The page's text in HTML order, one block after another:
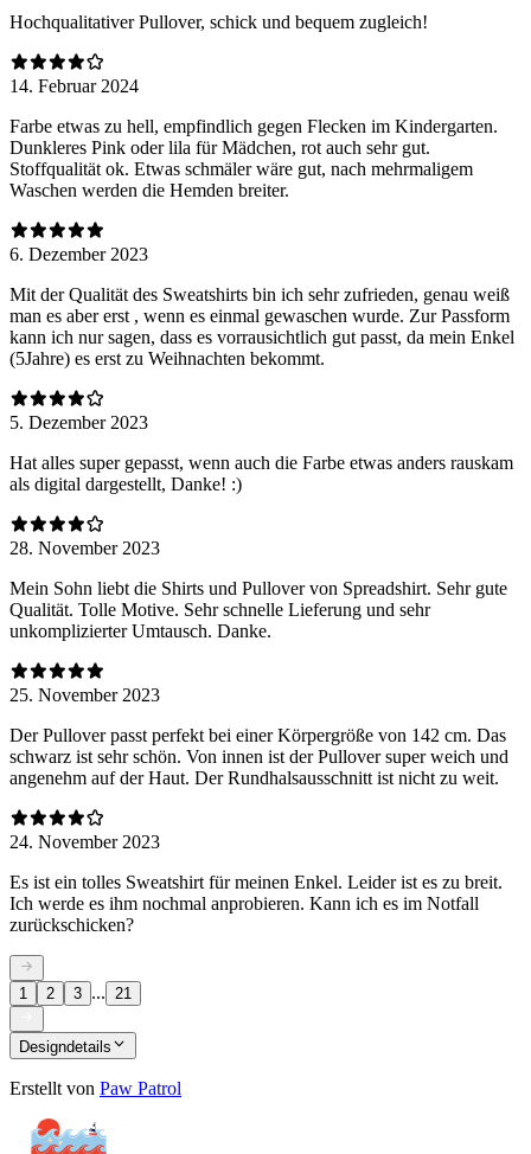
Hochqualitativer Pullover, schick und bequem zugleich!
14. Februar 2024
Farbe etwas zu hell, empfindlich gegen Flecken im Kindergarten.
Dunkleres Pink oder lila für Mädchen, rot auch sehr gut.
Stoffqualität ok. Etwas schmäler wäre gut, nach mehrmaligem
Waschen werden die Hemden breiter.
6. Dezember 2023
Mit der Qualität des Sweatshirts bin ich sehr zufrieden, genau weiß
man es aber erst , wenn es einmal gewaschen wurde. Zur Passform
kann ich nur sagen, dass es vorrausichtlich gut passt, da mein Enkel
(5Jahre) es erst zu Weihnachten bekommt.
5. Dezember 2023
Hat alles super gepasst, wenn auch die Farbe etwas anders rauskam
als digital dargestellt, Danke! :)
28. November 2023
Mein Sohn liebt die Shirts und Pullover von Spreadshirt. Sehr gute
Qualität. Tolle Motive. Sehr schnelle Lieferung und sehr
unkomplizierter Umtausch. Danke.
25. November 2023
Der Pullover passt perfekt bei einer Körpergröße von 142 cm. Das
schwarz ist sehr schön. Von innen ist der Pullover super weich und
angenehm auf der Haut. Der Rundhalsausschnitt ist nicht zu weit.
24. November 2023
Es ist ein tolles Sweatshirt für meinen Enkel. Leider ist es zu breit.
Ich werde es ihm nochmal anprobieren. Kann ich es im Notfall
zurückschicken?
1 2 3 ... 21
Designdetails
Erstellt von Paw Patrol